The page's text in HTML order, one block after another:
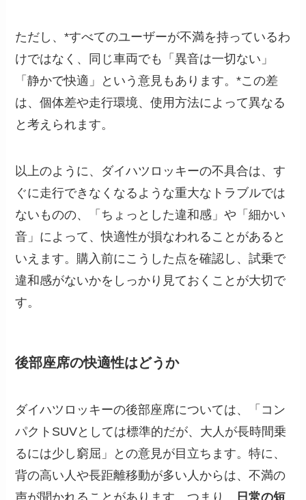
ただし、*すべてのユーザーが不満を持っているわ
けではなく、同じ車両でも「異音は一切ない」
「静かで快適」という意見もあります。*この差
は、個体差や走行環境、使用方法によって異なる
と考えられます。
以上のように、ダイハツロッキーの不具合は、す
ぐに走行できなくなるような重大なトラブルでは
ないものの、「ちょっとした違和感」や「細かい
音」によって、快適性が損なわれることがあると
いえます。購入前にこうした点を確認し、試乗で
違和感がないかをしっかり見ておくことが大切で
す。
後部座席の快適性はどうか
ダイハツロッキーの後部座席については、「コン
パクトSUVとしては標準的だが、大人が長時間乗
るには少し窮屈」との意見が目立ちます。特に、
背の高い人や長距離移動が多い人からは、不満の